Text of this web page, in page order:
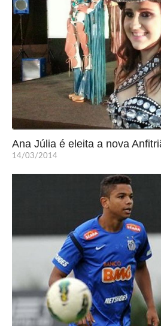
Ana Júlia é eleita a nova
14/03/2014